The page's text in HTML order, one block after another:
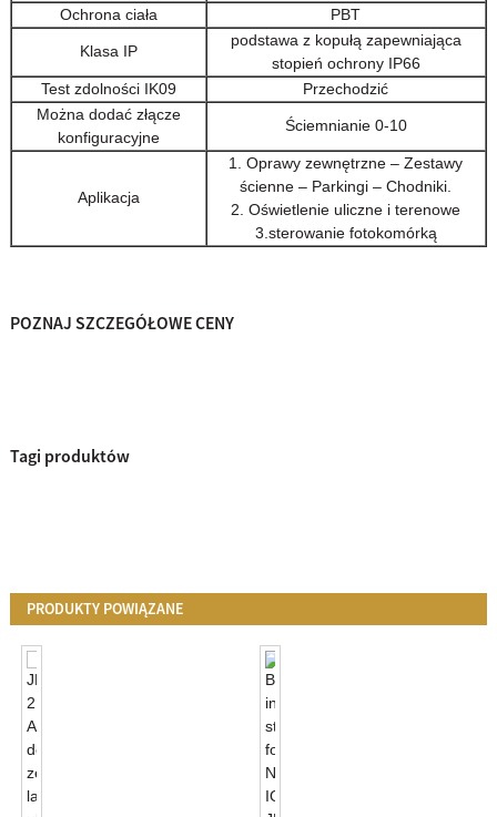
Ochrona ciała
PBT
Klasa IP
podstawa z kopułą zapewniająca
stopień ochrony IP66
Test zdolności IK09
Przechodzić
Można dodać złącze
konfiguracyjne
Ściemnianie 0-10
Aplikacja
1. Oprawy zewnętrzne – Zestawy
ścienne – Parkingi – Chodniki.
2. Oświetlenie uliczne i terenowe
3.sterowanie fotokomórką
POZNAJ SZCZEGÓŁOWE CENY
Tagi produktów
PRODUKTY POWIĄZANE